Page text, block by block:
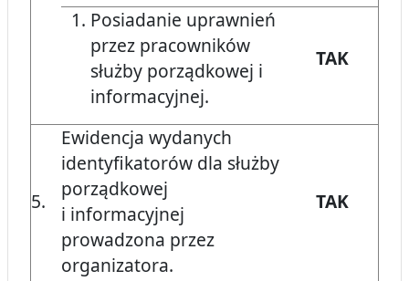
Posiadanie uprawnień
przez pracowników
służby porządkowej i
informacyjnej.
TAK
5.
Ewidencja wydanych
identyfikatorów dla służby
porządkowej
i informacyjnej
prowadzona przez
organizatora.
TAK